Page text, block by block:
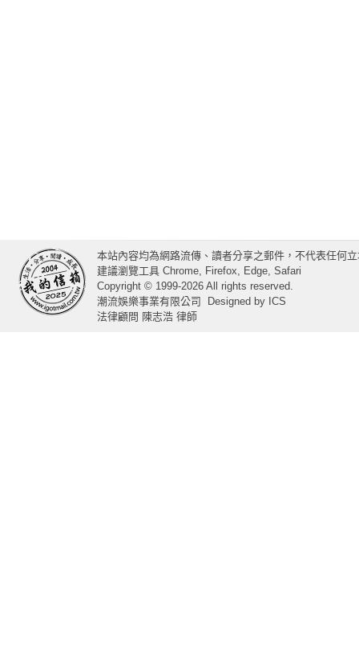
本站內容均為網路流傳、讀者分享之郵件，不代表任何
建議瀏覽工具 Chrome, Firefox, Edge, Safari
Copyright © 1999-2026 All rights reserved.
潮流娛樂事業有限公司
Designed by ICS
法律顧問 陳志浩 律師